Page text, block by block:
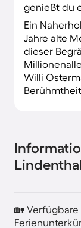
genießt du
Ein
Jahre alte
dieser
Willi
Lindenthal
🏡 Verfügbare